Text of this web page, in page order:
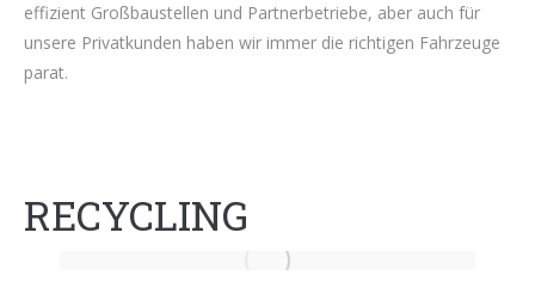
effizient Großbaustellen und Partnerbetriebe, aber auch für
unsere Privatkunden haben wir immer die richtigen Fahrzeuge
parat.
RECYCLING